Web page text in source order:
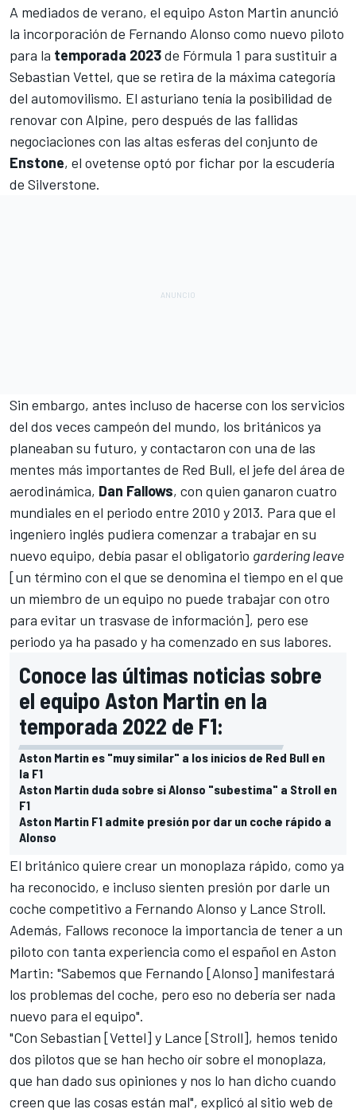
A mediados de verano, el equipo Aston Martin anunció
la incorporación de Fernando Alonso como nuevo piloto
para la temporada 2023de Fórmula 1 para sustituir a
Sebastian Vettel, que se retira de la máxima categoría
del automovilismo. El asturiano tenía la posibilidad de
renovar con Alpine, pero después de las fallidas
negociaciones con las altas esferas del conjunto de
Enstone, el ovetense optó por fichar por la escudería
de Silverstone.
Sin embargo, antes incluso de hacerse con los servicios
del dos veces campeón del mundo, los británicos ya
planeaban su futuro, y contactaron con una de las
mentes más importantes de Red Bull, el jefe del área de
aerodinámica, Dan Fallows, con quien ganaron cuatro
mundiales en el periodo entre 2010 y 2013. Para que el
ingeniero inglés pudiera comenzar a trabajar en su
nuevo equipo, debía pasar el obligatorio gardering leave
[un término con el que se denomina el tiempo en el que
un miembro de un equipo no puede trabajar con otro
para evitar un trasvase de información], pero ese
periodo ya ha pasado y ha comenzado en sus labores.
Conoce las últimas noticias sobre
el equipo Aston Martin en la
temporada 2022 de F1:
Aston Martin es "muy similar" a los inicios de Red Bull en
la F1
Aston Martin duda sobre si Alonso "subestima" a Stroll en
F1
Aston Martin F1 admite presión por dar un coche rápido a
Alonso
El británico quiere crear un monoplaza rápido, como ya
ha reconocido, e incluso sienten presión por darle un
coche competitivo a Fernando Alonso y Lance Stroll.
Además, Fallows reconoce la importancia de tener a un
piloto con tanta experiencia como el español en Aston
Martin: "Sabemos que Fernando [Alonso] manifestará
los problemas del coche, pero eso no debería ser nada
nuevo para el equipo".
"Con Sebastian [Vettel] y Lance [Stroll], hemos tenido
dos pilotos que se han hecho oír sobre el monoplaza,
que han dado sus opiniones y nos lo han dicho cuando
creen que las cosas están mal", explicó al sitio web de